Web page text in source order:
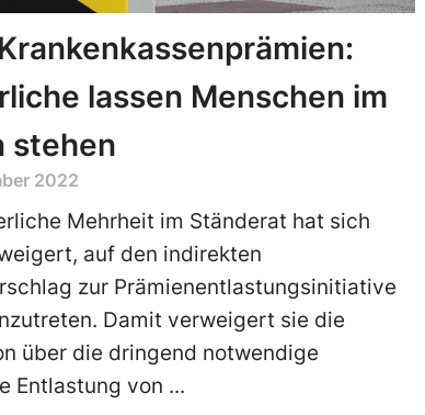
lassen Menschen im
stehen
2022
Mehrheit im Ständerat hat sich
auf den indirekten
zur Prämienentlastungsinitiative
Damit verweigert sie die
über die dringend notwendige
Entlastung von